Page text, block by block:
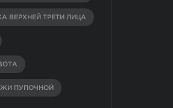
ВЕРХНЕЙ ТРЕТИ ЛИЦА
ПУПОЧНОЙ